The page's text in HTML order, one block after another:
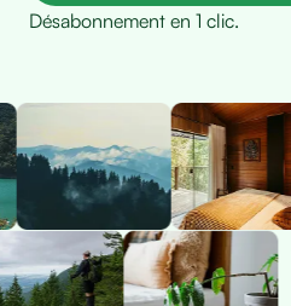
Désabonnement en 1 clic.